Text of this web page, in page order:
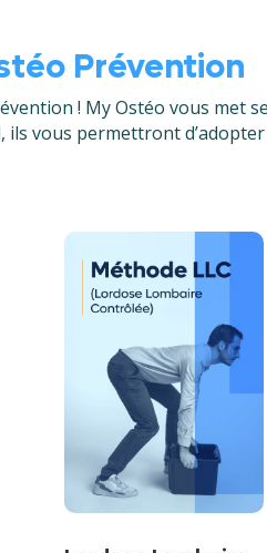
Prévention
! My Ostéo vous
ils vous permettront